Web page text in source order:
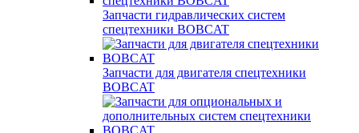
Запчасти гидравлических систем
спецтехники BOBCAT
Запчасти для двигателя спецтехники
BOBCAT